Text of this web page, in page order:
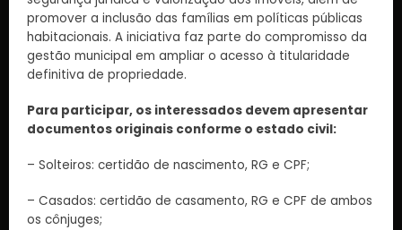
promover a inclusão das famílias em políticas públicas
habitacionais. A iniciativa faz parte do compromisso da
gestão municipal em ampliar o acesso à titularidade
definitiva de propriedade.
Para participar, os interessados devem apresentar
documentos originais conforme o estado civil:
– Solteiros: certidão de nascimento, RG e CPF;
– Casados: certidão de casamento, RG e CPF de ambos
os cônjuges;